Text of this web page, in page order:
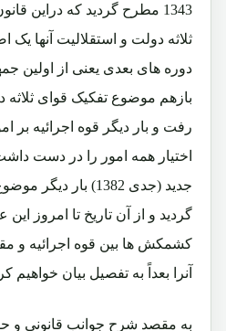
1343 مطرح گردید که دراین
ثلاثه دولت و استقلالیت آنها
دوره های بعدی یعنی از اولین
بازهم موضوع تفکیک قوای
رفت و بار دیگر قوه اجرائیه
اختیار همه امور را در دست
جدید (جدی 1382) بار
گردید و از آن تاریخ تا امروز
کشمکش ها بین قوه اجرائیه و
آنرا بعداً به تفصیل بیان خواهیم
به مقصد شرح جوانب قانونی و